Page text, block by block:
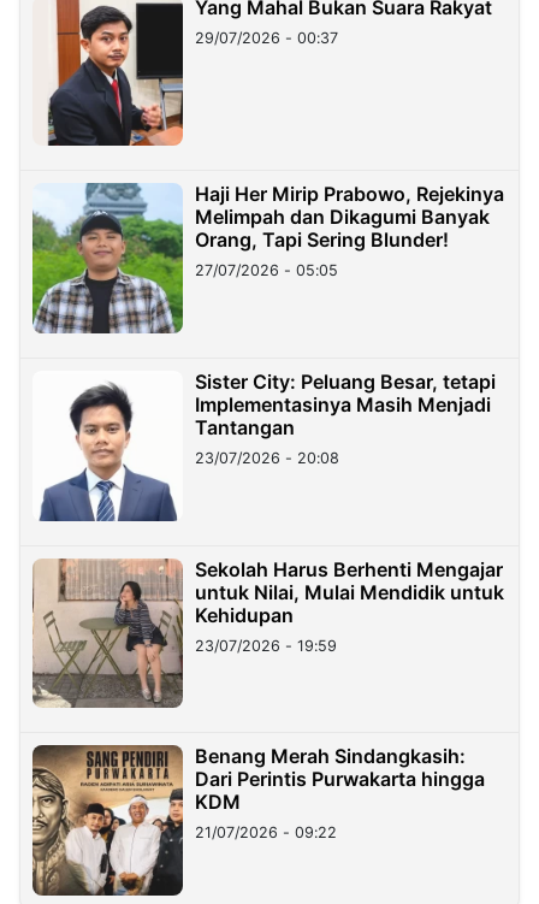
Yang Mahal Bukan Suara Rakyat
29/07/2026 - 00:37
Haji Her Mirip Prabowo, Rejekinya
Melimpah dan Dikagumi Banyak
Orang, Tapi Sering Blunder!
27/07/2026 - 05:05
Sister City: Peluang Besar, tetapi
Implementasinya Masih Menjadi
Tantangan
23/07/2026 - 20:08
Sekolah Harus Berhenti Mengajar
untuk Nilai, Mulai Mendidik untuk
Kehidupan
23/07/2026 - 19:59
Benang Merah Sindangkasih:
Dari Perintis Purwakarta hingga
KDM
21/07/2026 - 09:22